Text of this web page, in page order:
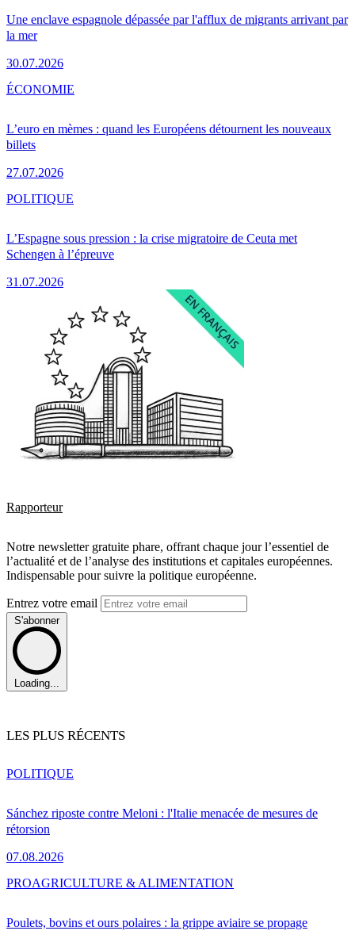
Une enclave espagnole dépassée par l'afflux de migrants arrivant par
la mer
30.07.2026
L’euro en mèmes : quand les Européens détournent les nouveaux
billets
27.07.2026
ÉCONOMIE
L’Espagne sous pression : la crise migratoire de Ceuta met
Schengen à l’épreuve
31.07.2026
POLITIQUE
Rapporteur
Notre newsletter gratuite phare, offrant chaque jour l’essentiel de
l’actualité et de l’analyse des institutions et capitales européennes.
Indispensable pour suivre la politique européenne.
Entrez votre email
S'abonner
Loading...
LES PLUS RÉCENTS
Sánchez riposte contre Meloni : l'Italie menacée de mesures de
rétorsion
07.08.2026
POLITIQUE
Poulets, bovins et ours polaires : la grippe aviaire se propage
PROAGRICULTURE & ALIMENTATION